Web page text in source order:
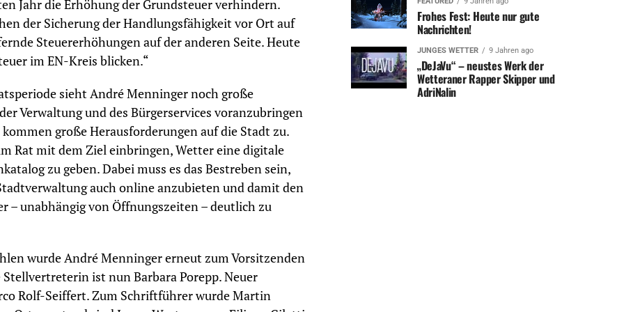
Jahr die Erhöhung der Grundsteuer verhindern.
der Sicherung der Handlungsfähigkeit vor Ort auf
Steuererhöhungen auf der anderen Seite. Heute
im EN-Kreis blicken.“
sieht André Menninger noch große
Verwaltung und des Bürgerservices voranzubringen
große Herausforderungen auf die Stadt zu.
Rat mit dem Ziel einbringen, Wetter eine digitale
zu geben. Dabei muss es das Bestreben sein,
auch online anzubieten und damit den
– unabhängig von Öffnungszeiten – deutlich zu
wurde André Menninger erneut zum Vorsitzenden
ist nun Barbara Porepp. Neuer
Rolf-Seiffert. Zum Schriftführer wurde Martin
Frohes Fest: Heute nur gute
Nachrichten!
JUNGES WETTER 9 Jahren ago
„DeJaVu“ – neustes Werk der
Wetteraner Rapper Skipper und
AdriNalin